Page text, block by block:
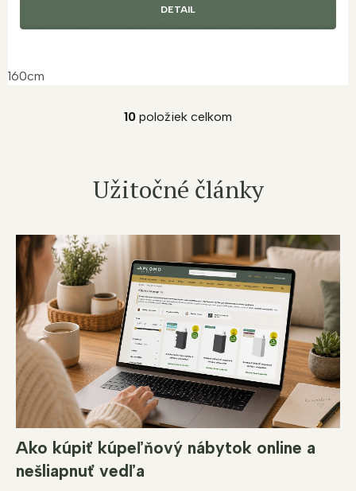
DETAIL
160cm
O
d
a
p
r
v
k
y
v
ý
p
i
s
u
10 položiek celkom
Užitočné články
Ako kúpiť kúpeľňový nábytok online a
nešliapnuť vedľa